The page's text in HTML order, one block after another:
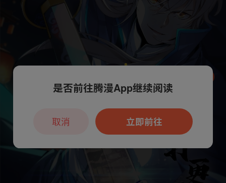
本章节仅支持App阅读，可打开App新用
户7天免费看
是否前往腾漫App继续阅读
立即前往
取消